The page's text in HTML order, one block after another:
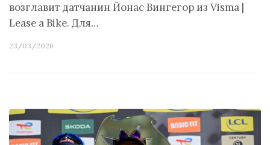
возглавит датчанин Йонас Вингегор из Visma |
Lease a Bike. Для…
23/03/2026